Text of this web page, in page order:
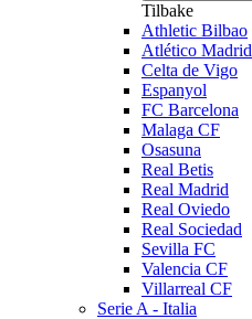
Tilbake
Athletic Bilbao
Atlético Madrid
Celta de Vigo
Espanyol
FC Barcelona
Malaga CF
Osasuna
Real Betis
Real Madrid
Real Oviedo
Real Sociedad
Sevilla FC
Valencia CF
Villarreal CF
Serie A - Italia